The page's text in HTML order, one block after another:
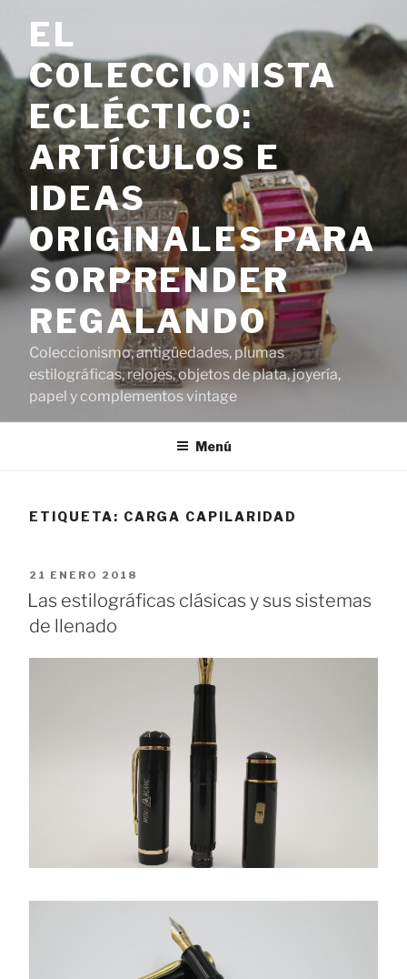
contenido
EL
COLECCIONISTA
ECLÉCTICO:
ARTÍCULOS E
IDEAS
ORIGINALES PARA
SORPRENDER
REGALANDO
Coleccionismo, antigüedades, plumas
estilográficas, relojes, objetos de plata, joyería,
papel y complementos vintage
Menú
ETIQUETA: CARGA CAPILARIDAD
PUBLICADO
EL
21 ENERO 2018
Las estilográficas clásicas y sus sistemas
de llenado